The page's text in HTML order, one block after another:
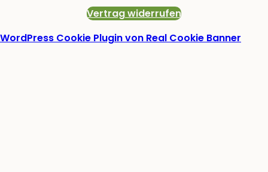
Vertrag widerrufen
WordPress Cookie Plugin von Real Cookie Banner